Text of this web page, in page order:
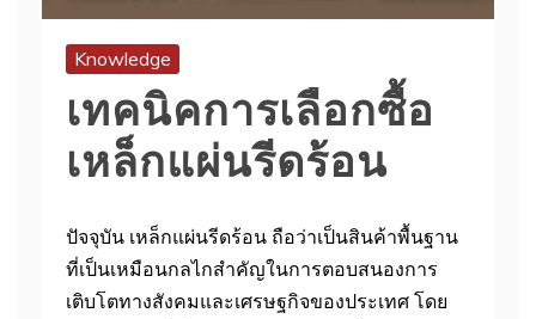
Knowledge
เทคนิคการเลือกซื้อ
เหล็กแผ่นรีดร้อน
ปัจจุบัน เหล็กแผ่นรีดร้อน ถือว่าเป็นสินค้าพื้นฐาน
ที่เป็นเหมือนกลไกสำคัญในการตอบสนองการ
เติบโตทางสังคมและเศรษฐกิจของประเทศ โดย